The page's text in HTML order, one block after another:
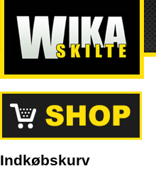
Indkøbskurv